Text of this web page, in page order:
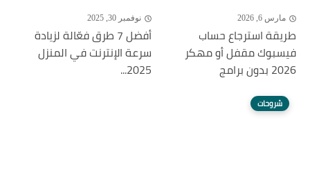
مارس 6, 2026
طريقة استرجاع حساب
فيسبوك مقفل أو مهكر
2026 بدون برامج
نوفمبر 30, 2025
أفضل 7 طرق فعّالة لزيادة
سرعة الإنترنت في المنزل
2025...
شروحات